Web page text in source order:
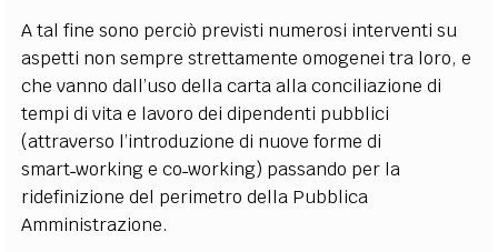
A tal fine sono perciò previsti numerosi interventi su
aspetti non sempre strettamente omogenei tra loro, e
che vanno dall’uso della carta alla conciliazione di
tempi di vita e lavoro dei dipendenti pubblici
(attraverso l’introduzione di nuove forme di
smart˗working e co˗working) passando per la
ridefinizione del perimetro della Pubblica
Amministrazione.